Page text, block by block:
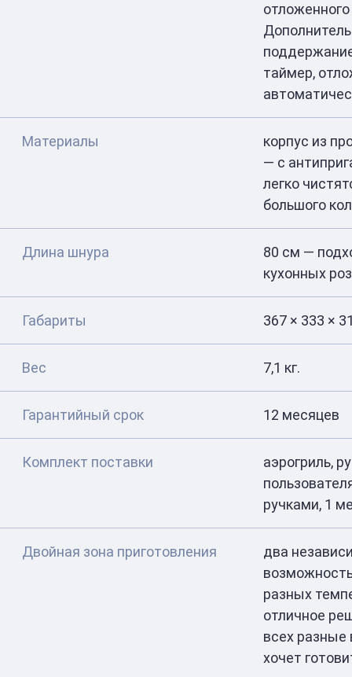
отложенного
таймер,
Материалы
корпус из
— с
легко
большого
Длина шнура
80 см —
кухонных
Габариты 367 × 333 ×
Вес 7,1 кг.
Гарантийный срок 12 месяцев
Комплект поставки
аэрогриль,
ручками, 1
Двойная зона приготовления
два
разных
отличное
всех разные
хочет